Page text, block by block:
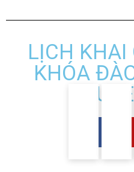
LỊCH KHAI
KHÓA